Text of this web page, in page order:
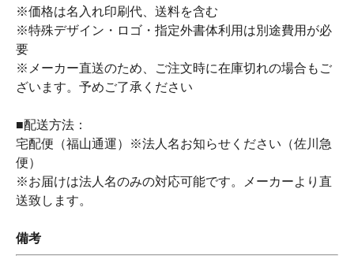
※価格は名入れ印刷代、送料を含む
※特殊デザイン・ロゴ・指定外書体利用は別途費用が必
要
※メーカー直送のため、ご注文時に在庫切れの場合もご
ざいます。予めご了承ください
■配送方法：
宅配便（福山通運）※法人名お知らせください（佐川急
便）
※お届けは法人名のみの対応可能です。メーカーより直
送致します。
備考